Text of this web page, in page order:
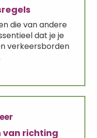
die van andere
dat je je
verkeersborden
van richting